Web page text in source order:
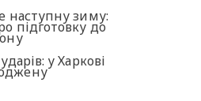
наступну зиму:
підготовку до
у Харкові